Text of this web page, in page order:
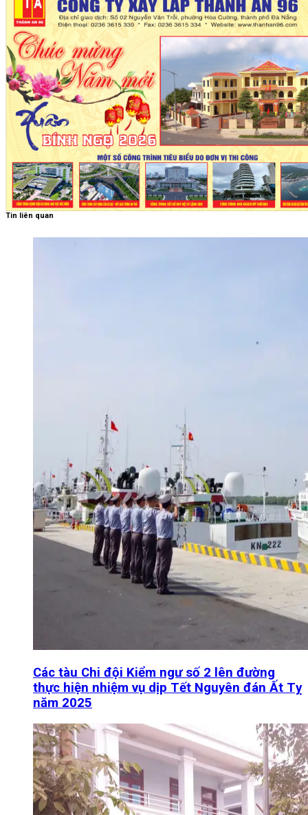
Tin liên quan
Các tàu Chi đội Kiểm ngư số 2 lên đường
thực hiện nhiệm vụ dịp Tết Nguyên đán Ất Tỵ
năm 2025